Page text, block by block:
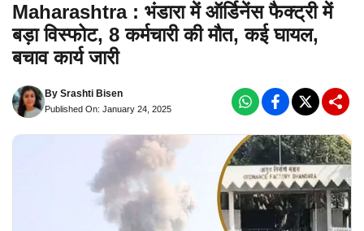
Maharashtra : भंडारा में ऑर्डिनेंस फैक्ट्री में
बड़ा विस्फोट, 8 कर्मचारी की मौत, कई घायल,
बचाव कार्य जारी
By Srashti Bisen
Published On: January 24, 2025